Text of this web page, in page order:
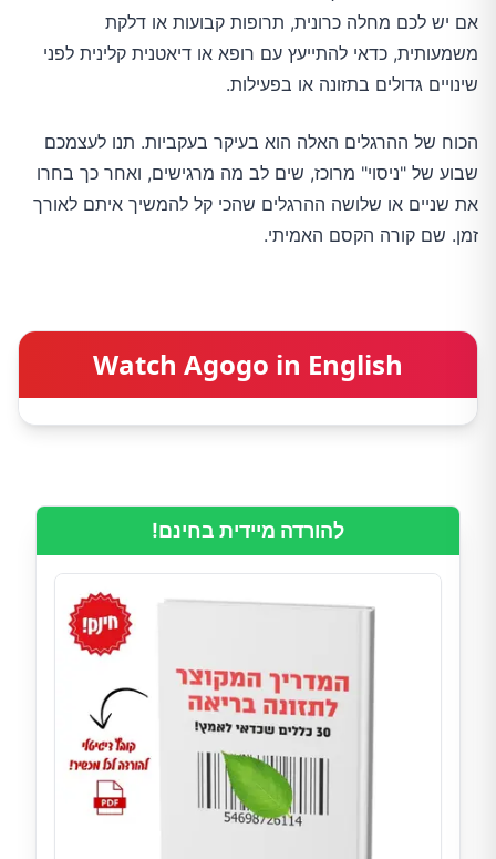
אם יש לכם מחלה כרונית, תרופות קבועות או דלקת
משמעותית, כדאי להתייעץ עם רופא או דיאטנית קלינית לפני
שינויים גדולים בתזונה או בפעילות.
הכוח של ההרגלים האלה הוא בעיקר בעקביות. תנו לעצמכם
שבוע של "ניסוי" מרוכז, שים לב מה מרגישים, ואחר כך בחרו
את שניים או שלושה ההרגלים שהכי קל להמשיך איתם לאורך
זמן. שם קורה הקסם האמיתי.
Watch Agogo in English
להורדה מיידית בחינם!